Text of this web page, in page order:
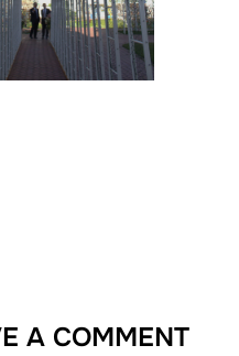
A COMMENT